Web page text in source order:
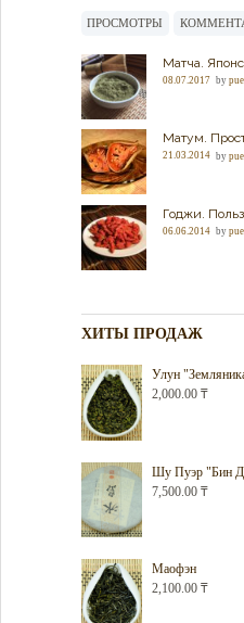
ПРОСМОТРЫ
Матча.
08.07.2017 by
Матум.
21.03.2014 by
Годжи.
06.06.2014 by
ХИТЫ ПРОДАЖ
Улун
2,000.00 ₸
Шу Пуэр "Бин
7,500.00 ₸
Маофэн
2,100.00 ₸